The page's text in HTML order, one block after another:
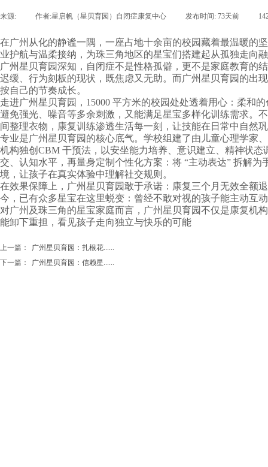
来源: 作者:星启帆（星贝育园）自闭症康复中心 发布时间: 73天前
在广州从化的静谧一隅，一座占地十余亩的校园藏着最温暖
业护航与温柔接纳，为珠三角地区的星宝们搭建起从孤独走向
广州星贝育园深知，自闭症不是性格孤僻，更不是家庭教育的
迟缓、行为刻板的现状，既焦虑又无助。而广州星贝育园的出
按自己的节奏成长。
走进广州星贝育园，15000 平方米的校园处处透着用心：柔和
避免强光、噪音等多余刺激，又能满足星宝多样化训练需求。
间整理衣物，康复训练渗透生活每一刻，让技能在日常中自然
专业是广州星贝育园的核心底气。学校组建了由儿童心理学家
机构独创CBM 干预法，以安坐能力培养、意识建立、精神状
交、认知水平，再量身定制个性化方案：将 “主动表达” 拆解
境，让孩子在真实体验中理解社交规则。
在效果保障上，广州星贝育园敢于承诺：康复三个月无效全额
今，已有众多星宝在这里蜕变：曾经不敢对视的孩子能主动互
对广州及珠三角的星宝家庭而言，广州星贝育园不仅是康复机
能卸下重担，看见孩子走向独立与快乐的可能
上一篇：
广州星贝育园：扎根花......
下一篇：
广州星贝育园：信赖星......